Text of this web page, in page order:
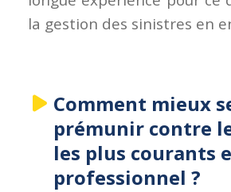
la gestion des sinistres en
Comment mieux
prémunir contre
les plus courants
professionnel ?